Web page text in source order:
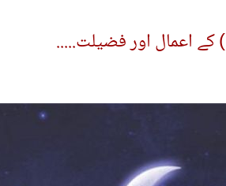
اعمال اور فضیلت.....